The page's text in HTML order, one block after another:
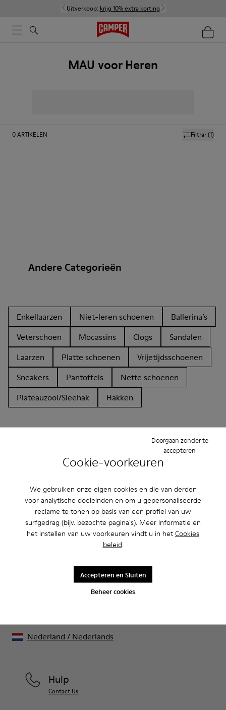
Cookie-voorkeuren
We gebruiken onze eigen cookies en die van derden
voor analytische doeleinden en om u gepersonaliseerde
reclame te tonen op basis van een profiel van uw
surfgedrag (bijv. bezochte pagina's). Meer informatie en
het instellen van uw voorkeuren vindt u in het Cookies
beleid.
Beheer cookies
Doorgaan zonder te
accepteren
Accepteren en Sluiten
Uitverkoop: krijg 10% extra korting
MAU voor Heren
Filtrar(1)
0ARTIKELEN
Andere Categorieën
Enkellaarzen Niet-leren schoenen
Ballerina’s
Veterschoen
Mocassins Clogs
Sandalen
Laarzen
Platte schoenen
Vrijetijdsschoenen
Sneakers
Pantoffels
Nette schoenen
Plateauzool/Sleehak
Hakken
Uitverkoop: krijg 10% extra korting
Ja, dat klopt. Als lid van onze community krijg je exclusieve
Hulp
Contact Us
Nederland / Nederlands